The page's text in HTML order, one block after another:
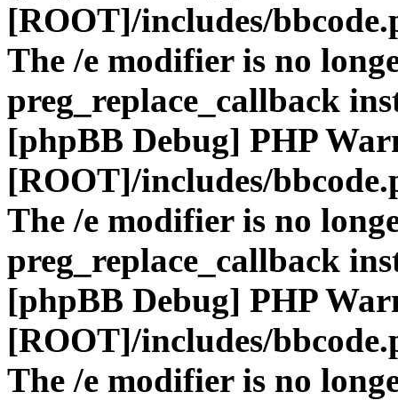
[ROOT]/includes/
The /e modifier is no
preg_replace_callback
[phpBB Debug] PHP
[ROOT]/includes/
The /e modifier is no
preg_replace_callback
[phpBB Debug] PHP
[ROOT]/includes/
The /e modifier is no